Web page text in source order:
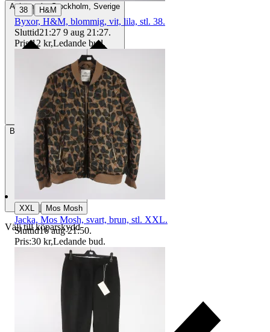
AvhämtningStockholm, Sverige
BetalningVia Tradera
Välj till köparskydd
38 | H&M
Byxor, H&M, blommig, vit, lila, stl. 38.
Sluttid21:27 9 aug 21:27.
Pris:12 kr,Ledande bud.
XXL | Mos Mosh
Jacka, Mos Mosh, svart, brun, stl. XXL.
Sluttid16 aug 21:50.
Pris:30 kr,Ledande bud.